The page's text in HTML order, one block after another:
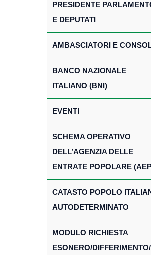
PRESIDENTE
E DEPUTATI
AMBASCIATORI E
BANCO NAZIONALE
ITALIANO (BNI)
EVENTI
SCHEMA OPERATIVO
DELL’AGENZIA DELLE
ENTRATE POPOLARE
CATASTO POPOLO
AUTODETERMINATO
MODULO RICHIESTA
ESONERO/